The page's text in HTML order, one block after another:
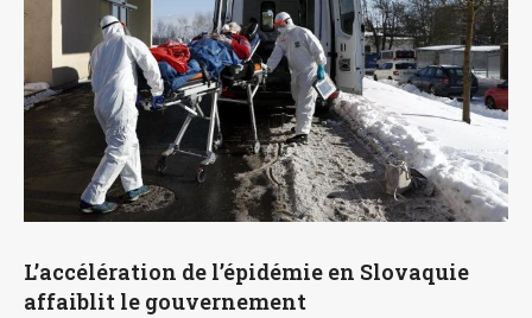
L’accélération de l’épidémie en Slovaquie
affaiblit le gouvernement